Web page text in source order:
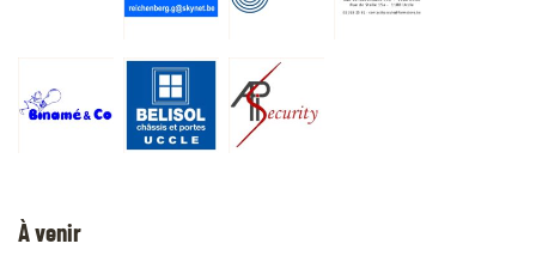
À venir